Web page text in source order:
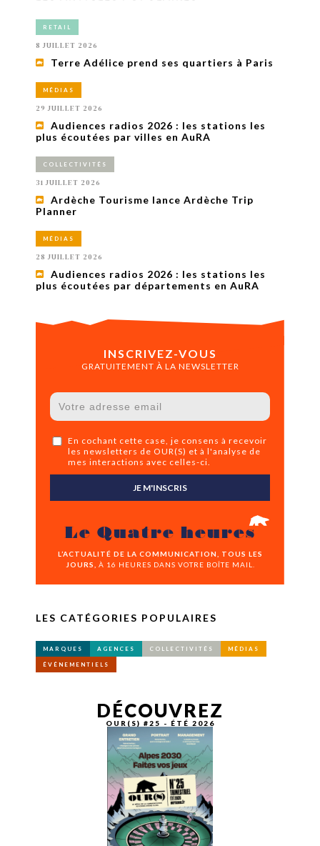
RETAIL
8 JUILLET 2026
Terre Adélice prend ses quartiers à Paris
MÉDIAS
29 JUILLET 2026
Audiences radios 2026 : les stations les
plus écoutées par villes en AuRA
COLLECTIVITÉS
31 JUILLET 2026
Ardèche Tourisme lance Ardèche Trip
Planner
MÉDIAS
28 JUILLET 2026
Audiences radios 2026 : les stations les
plus écoutées par départements en AuRA
INSCRIVEZ-VOUS
GRATUITEMENT À LA NEWSLETTER
En cochant cette case, je consens à recevoir
les newsletters de OUR(S) et à l'analyse de
mes interactions avec celles-ci.
JE M'INSCRIS
Le Quatre heures
L’ACTUALITÉ DE LA COMMUNICATION, TOUS LES
JOURS,
À 16 HEURES DANS VOTRE BOÎTE MAIL.
LES CATÉGORIES POPULAIRES
MARQUES AGENCES COLLECTIVITÉS MÉDIAS
ÉVÉNEMENTIELS
DÉCOUVREZ
OUR(S) #25 - ÉTÉ 2026